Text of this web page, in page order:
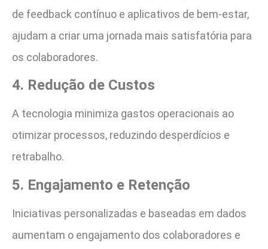
de feedback contínuo e aplicativos de bem-estar,
ajudam a criar uma jornada mais satisfatória para
os colaboradores.
4. Redução de Custos
A tecnologia minimiza gastos operacionais ao
otimizar processos, reduzindo desperdícios e
retrabalho.
5. Engajamento e Retenção
Iniciativas personalizadas e baseadas em dados
aumentam o engajamento dos colaboradores e